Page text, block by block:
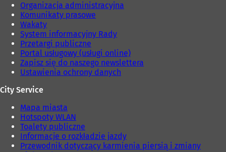
Organizacja administracyjna
Komunikaty prasowe
Wakaty
System informacyjny Rady
Przetargi publiczne
Portal usługowy (usługi online)
Zapisz się do naszego newslettera
Ustawienia ochrony danych
City Service
Mapa miasta
Hotspoty WLAN
Toalety publiczne
Informacje o rozkładzie jazdy
Przewodnik dotyczący karmienia piersią i zmiany